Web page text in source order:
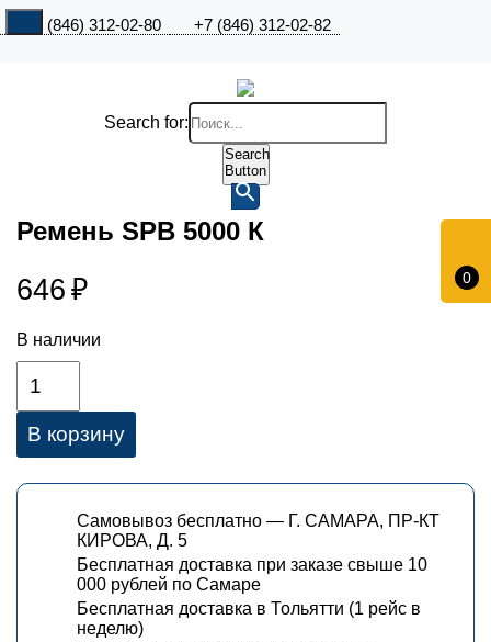
+7 (846) 312-02-80 +7 (846) 312-02-82
0
Search for:
Search
Button
Ремень SPB 5000 К
646 ₽
В наличии
В корзину
Самовывоз бесплатно — Г. САМАРА, ПР-КТ
КИРОВА, Д. 5
Бесплатная доставка при заказе свыше 10
000 рублей по Самаре
Бесплатная доставка в Тольятти (1 рейс в
неделю)